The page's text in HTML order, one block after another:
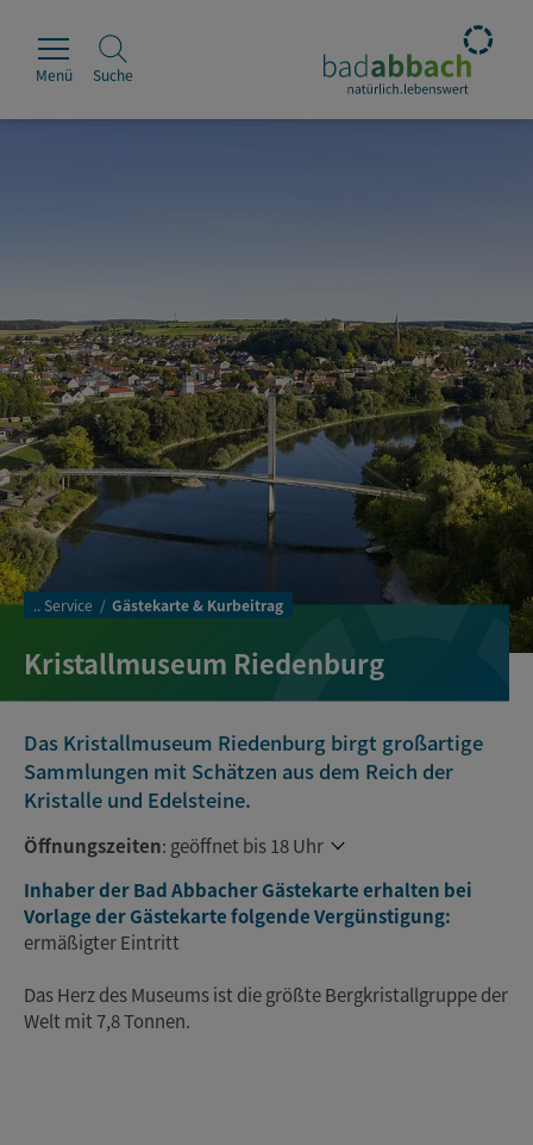
Leben & Wohnen
Wirtschaft & Handel
Menü Suche
.. Service Gästekarte & Kurbeitrag
Kristallmuseum Riedenburg
Das Kristallmuseum Riedenburg birgt großartige
Sammlungen mit Schätzen aus dem Reich der
Kristalle und Edelsteine.
Öffnungszeiten: geöffnet bis 18 Uhr
Inhaber der Bad Abbacher Gästekarte erhalten bei
Vorlage der Gästekarte folgende Vergünstigung:
ermäßigter Eintritt
Das Herz des Museums ist die größte Bergkristallgruppe der
Welt mit 7,8 Tonnen.